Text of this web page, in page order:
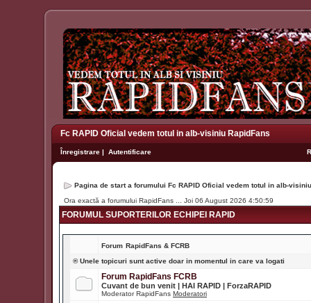
Fc RAPID Oficial vedem totul in alb-visiniu RapidFans
Înregistrare | Autentificare
Pagina de start a forumului Fc RAPID Oficial vedem totul in alb-
Ora exactă a forumului RapidFans ... Joi 06 August 2026 4:50:59
FORUMUL SUPORTERILOR ECHIPEI RAPID
Forum RapidFans & FCRB
® Unele topicuri sunt active doar in momentul in care va logati
Forum RapidFans FCRB
Cuvant de bun venit | HAI RAPID | ForzaRAPID
Moderator RapidFans Moderatori